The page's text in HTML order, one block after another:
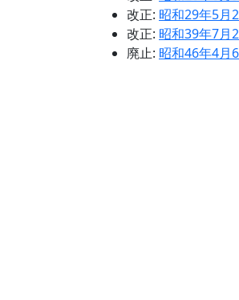
改正: 昭和29年5月
改正: 昭和39年7月
廃止: 昭和46年4月